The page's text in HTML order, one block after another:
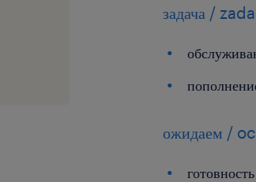
задача /
ожидаем /